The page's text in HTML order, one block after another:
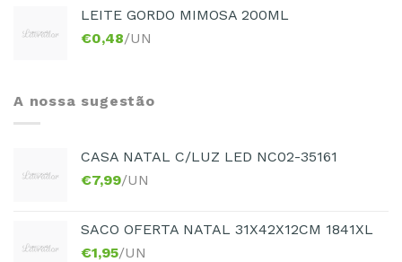
LEITE GORDO MIMOSA 200ML
€0,48/UN
A nossa sugestão
CASA NATAL C/LUZ LED NC02-35161
€7,99/UN
SACO OFERTA NATAL 31X42X12CM 1841XL
€1,95/UN